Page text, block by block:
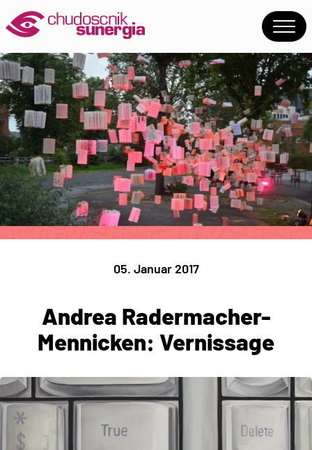
05. Januar 2017
Andrea Radermacher-
Mennicken: Vernissage